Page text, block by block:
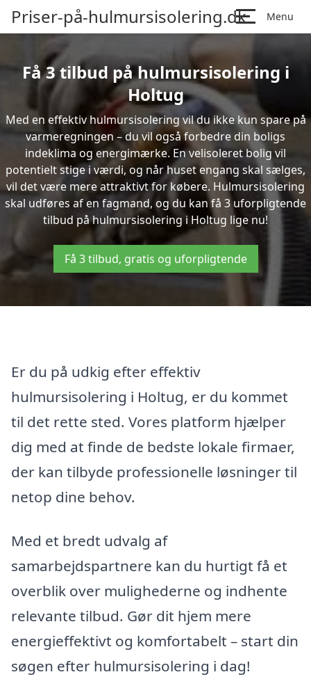
Priser-på-hulmursisolering.dk Menu
Få 3 tilbud på hulmursisolering i
Holtug
Med en effektiv hulmursisolering vil du ikke kun spare på
varmeregningen – du vil også forbedre din boligs
indeklima og energimærke. En velisoleret bolig vil
potentielt stige i værdi, og når huset engang skal sælges,
vil det være mere attraktivt for købere. Hulmursisolering
skal udføres af en fagmand, og du kan få 3 uforpligtende
tilbud på hulmursisolering i Holtug lige nu!
Få 3 tilbud, gratis og uforpligtende
Er du på udkig efter effektiv
hulmursisolering i Holtug, er du kommet
til det rette sted. Vores platform hjælper
dig med at finde de bedste lokale firmaer,
der kan tilbyde professionelle løsninger til
netop dine behov.
Med et bredt udvalg af
samarbejdspartnere kan du hurtigt få et
overblik over mulighederne og indhente
relevante tilbud. Gør dit hjem mere
energieffektivt og komfortabelt – start din
søgen efter hulmursisolering i dag!